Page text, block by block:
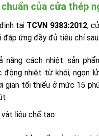
của cửa thép
tại TCVN 9383:2012,
đáp ứng đầy đủ tiêu chí sau:
năng cách nhiệt: sản
động nhiệt từ khói, ngọn
gian tối thiểu ở mức 15
vật liệu chế tạo: